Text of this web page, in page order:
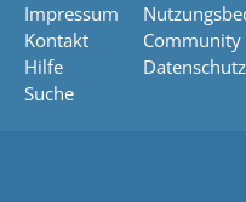
Impressum
Kontakt
Hilfe
Suche
Community